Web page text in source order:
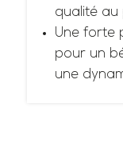
qualité au
Une forte
pour un
une